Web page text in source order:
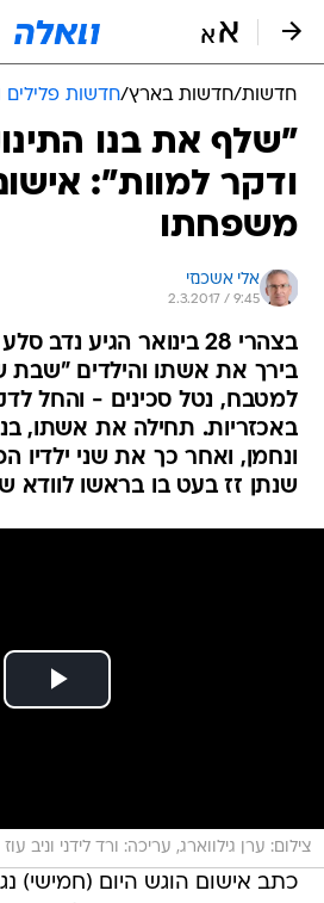
חדשות/חדשות בארץ/חדשות
"שלף את בנו
ודקר למוות":
משפחתו
אלי אשכנזי
2.3.2017 / 9:45
בצהרי 28 בינואר הגיע
בירך את אשתו והילדים "שבת
למטבח, נטל סכינים - והחל
באכזריות. תחילה את אשתו,
ונחמן, ואחר כך את שני ילדיו
שנתן זז בעט בו בראשו לוודא
צילום: ערן גילווארג, עריכה: ורד לידני וניב עוז
כתב אישום הוגש היום (חמישי)